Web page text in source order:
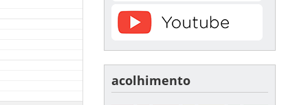
acolhimento